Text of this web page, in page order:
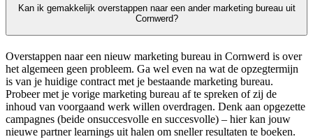
Kan ik gemakkelijk overstappen naar een ander marketing bureau uit
Cornwerd?
Overstappen naar een nieuw marketing bureau in Cornwerd is over
het algemeen geen probleem. Ga wel even na wat de opzegtermijn
is van je huidige contract met je bestaande marketing bureau.
Probeer met je vorige marketing bureau af te spreken of zij de
inhoud van voorgaand werk willen overdragen. Denk aan opgezette
campagnes (beide onsuccesvolle en succesvolle) – hier kan jouw
nieuwe partner learnings uit halen om sneller resultaten te boeken.